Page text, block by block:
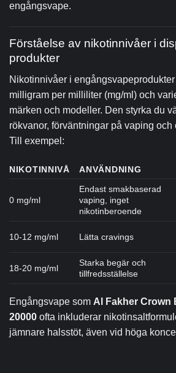
engångsvape.
Förståelse av nikotinnivåer i
produkter
Nikotinnivåer i
milligram per milliliter (mg/ml) och
märken och modeller. Den styrka du
rökvanor, förväntningar på vaping
Till exempel:
NIKOTINNIVÅ ANVÄNDNING
0 mg/ml
Endast smakbaserad
vaping, inget
nikotinberoende
10-12 mg/ml Lätta cravings
18-20 mg/ml
Starka begär och
tillfredsställelse
Engångsvape som Al Fakher Crown
20000 ofta inkluderar
jämnare halsstöt, även vid höga